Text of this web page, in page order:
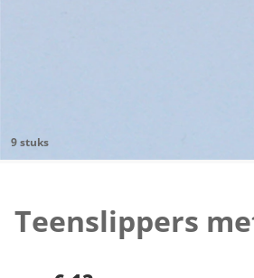
9 stuks
Teenslippers